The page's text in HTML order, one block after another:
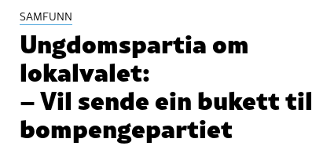
SAMFUNN
Ungdomspartia om
lokalvalet:
– Vil sende ein bukett til
bompengepartiet